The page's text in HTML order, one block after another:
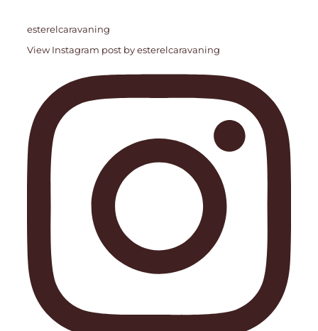
esterelcaravaning
View Instagram post by esterelcaravaning